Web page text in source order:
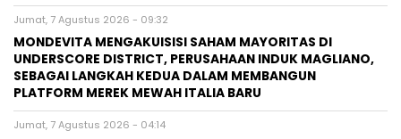
Jumat, 7 Agustus 2026 - 09:32
MONDEVITA MENGAKUISISI SAHAM MAYORITAS DI
UNDERSCORE DISTRICT, PERUSAHAAN INDUK MAGLIANO,
SEBAGAI LANGKAH KEDUA DALAM MEMBANGUN
PLATFORM MEREK MEWAH ITALIA BARU
Jumat, 7 Agustus 2026 - 04:14